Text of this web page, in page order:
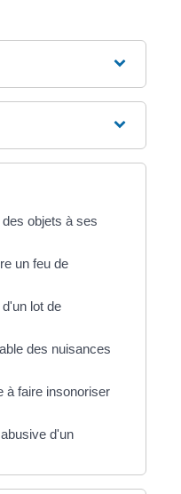
objets à ses
un feu de
lot de
des nuisances
à faire insonoriser
d'un